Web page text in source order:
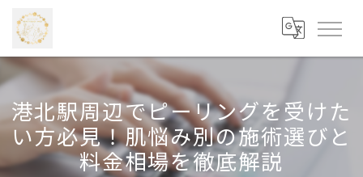
港北駅周辺でピーリングを受けた
い方必見！肌悩み別の施術選びと
料金相場を徹底解説